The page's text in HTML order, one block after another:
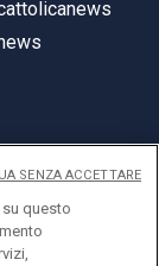
questo
SENZA ACCETTARE